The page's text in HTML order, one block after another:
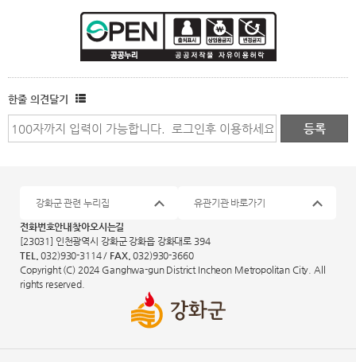
한줄 의견달기
전화번호안내 찾아오시는길
[23031] 인천광역시 강화군 강화읍 강화대로 394
TEL.
032)930-3114 / FAX. 032)930-3660
Copyright (C) 2024 Ganghwa-gun District Incheon Metropolitan City. All
rights reserved.
강화군 관련 누리집 유관기관 바로가기